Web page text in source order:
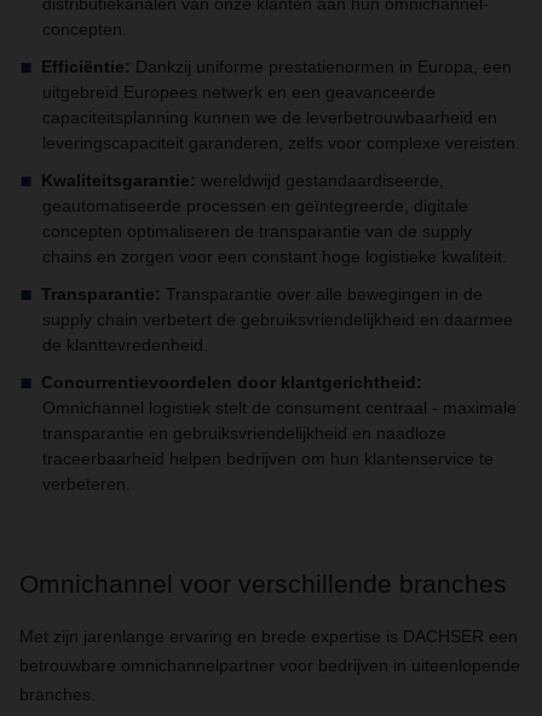
concepten.
Efficiëntie: Dankzij uniforme prestatienormen in Europa, een
uitgebreid Europees netwerk en een geavanceerde
capaciteitsplanning kunnen we de leverbetrouwbaarheid en
leveringscapaciteit garanderen, zelfs voor complexe vereisten.
Kwaliteitsgarantie: wereldwijd gestandaardiseerde,
geautomatiseerde processen en geïntegreerde, digitale
concepten optimaliseren de transparantie van de supply
chains en zorgen voor een constant hoge logistieke kwaliteit.
Transparantie: Transparantie over alle bewegingen in de
supply chain verbetert de gebruiksvriendelijkheid en daarmee
de klanttevredenheid.
Concurrentievoordelen door klantgerichtheid:
Omnichannel logistiek stelt de consument centraal - maximale
transparantie en gebruiksvriendelijkheid en naadloze
traceerbaarheid helpen bedrijven om hun klantenservice te
verbeteren.
Omnichannel voor verschillende branches
Met zijn jarenlange ervaring en brede expertise is DACHSER een
betrouwbare omnichannelpartner voor bedrijven in uiteenlopende
branches.